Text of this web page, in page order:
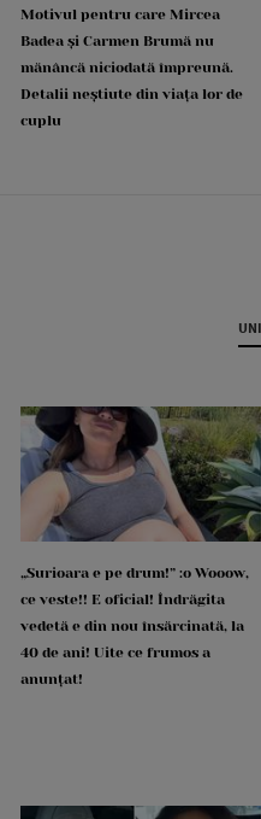
Motivul pentru care Mircea
Badea și Carmen Brumă nu
mănâncă niciodată împreună.
Detalii neștiute din viața lor de
cuplu
„Surioara e pe drum!” :o Wooow,
ce veste!! E oficial! Îndrăgita
vedetă e din nou însărcinată, la
40 de ani! Uite ce frumos a
anunțat!